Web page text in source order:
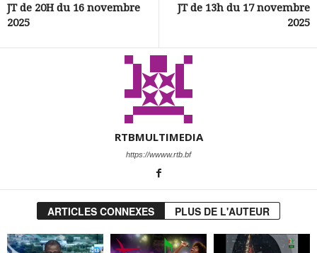
JT de 20H du 16 novembre
2025
JT de 13h du 17 novembre
2025
RTBMULTIMEDIA
https://wwww.rtb.bf
ARTICLES CONNEXES PLUS DE L'AUTEUR